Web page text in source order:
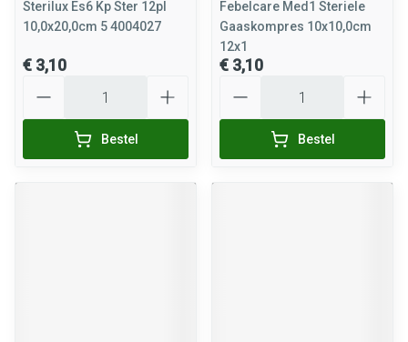
Sterilux Es6 Kp Ster 12pl
10,0x20,0cm 5 4004027
€ 3,10
Bestel
Febelcare Med1 Steriele
Gaaskompres 10x10,0cm
12x1
€ 3,10
Bestel